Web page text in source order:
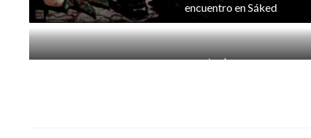
encuentro en Sáked
acto de guerra